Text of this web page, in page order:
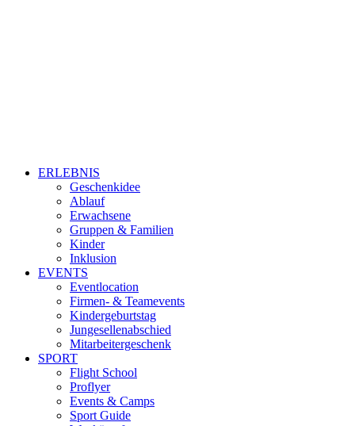
ERLEBNIS
Geschenkidee
Ablauf
Erwachsene
Gruppen & Familien
Kinder
Inklusion
EVENTS
Eventlocation
Firmen- & Teamevents
Kindergeburtstag
Jungesellenabschied
Mitarbeitergeschenk
SPORT
Flight School
Proflyer
Events & Camps
Sport Guide